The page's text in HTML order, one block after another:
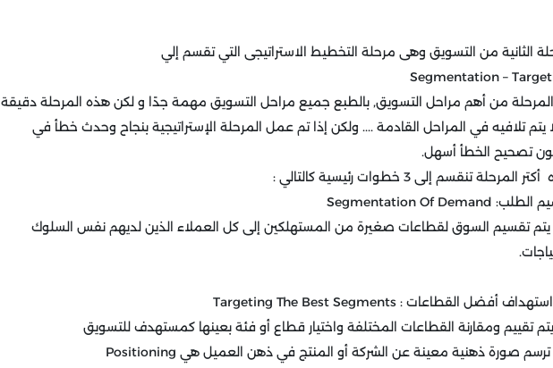
الثانية من التسويق وهى مرحلة التخطيط الاستراتيجى التي تقسم إلي
Segmentation –
من أهم مراحل التسويق, بالطبع جميع مراحل التسويق مهمة جدًا و لكن هذه المرحلة دقيقة
يتم تلافيه في المراحل القادمة .... ولكن إذا تم عمل المرحلة الإستراتيجية بنجاح وحدث خطأ في
تصحيح الخطأ أسهل.
تنقسم إلى 3 خطوات رئيسية كالتالي :
الطلب: Segmentation Of Demand
تقسيم السوق لقطاعات صغيرة من المستهلكين إلى كل العملاء الذين لديهم نفس السلوك
استهداف أفضل القطاعات : Targeting The Best Segments
تقييم ومقارنة القطاعات المختلفة واختيار قطاع أو فئة بعينها كمستهدف للتسويق
ترسم صورة ذهنية معينة عن الشركة أو المنتج في ذهن العميل هي Positioning